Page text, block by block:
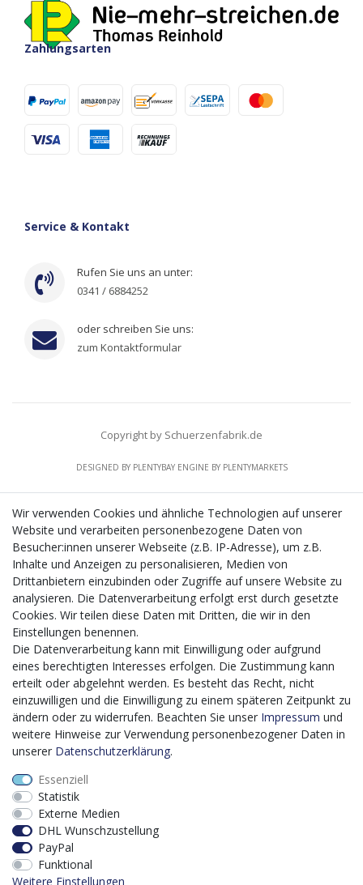
Zahlungsarten
Service & Kontakt
Rufen Sie uns an unter:
0341 / 6884252
oder schreiben Sie uns:
zum Kontaktformular
Copyright by Schuerzenfabrik.de
DESIGNED BY PLENTYBAYENGINE BY PLENTYMARKETS
CMS-Softwaresystems zur digitalen Optimierung
von Geschäftsprozessen
Mit dem vorgenannten Projekt, welches im Zeitraum vom
20.12.2023 bis zum 29.02.2024 im Rahmen des
Förderprogrammes Digitalisierung Zuschuss EFRE 2021
bis 2027 umgesetzt wird, möchten wir in die Anschaffung
eines Content-Management-Systems (CMS-
Softwaresystem) investieren, um unseren Online-Shop
künftig selbst verwalten zu können. Diese Software dient
der effizienteren gemeinschaftlichen Erstellung,
Bearbeitung, Organisation und Darstellung digitaler
Inhalte (Content) in unserem Unternehmen. Dies ist
insbesondere für den Vertrieb von Bedeutung. Bisher
Software digitalisiert werden was zu einer enormen
Zeitersparnis führt.
Dieses Vorhaben wird kofinanziert von der Europäischen
Union mithilfe von EFRE-Mitteln sowie durch Steuermittel
auf der Grundlage des vom Sächsischen Landtag
beschlossenen Haushaltes.
Wir verwenden Cookies und ähnliche Technologien auf unserer
Website und verarbeiten personenbezogene Daten von
Besucher:innen unserer Webseite (z.B. IP-Adresse), um z.B.
Inhalte und Anzeigen zu personalisieren, Medien von
Drittanbietern einzubinden oder Zugriffe auf unsere Website zu
analysieren. Die Datenverarbeitung erfolgt erst durch gesetzte
Cookies. Wir teilen diese Daten mit Dritten, die wir in den
Einstellungen benennen.
Die Datenverarbeitung kann mit Einwilligung oder aufgrund
eines berechtigten Interesses erfolgen. Die Zustimmung kann
erteilt oder abgelehnt werden. Es besteht das Recht, nicht
einzuwilligen und die Einwilligung zu einem späteren Zeitpunkt zu
ändern oder zu widerrufen. Beachten Sie unser Impressum und
weitere Hinweise zur Verwendung personenbezogener Daten in
unserer Daten­schutz­erklärung.
Essenziell
Statistik
Externe Medien
DHL Wunschzustellung
PayPal
Funktional
Weitere Einstellungen